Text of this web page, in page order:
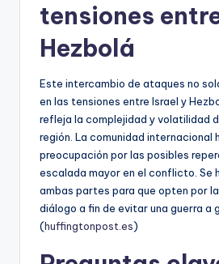
tensiones
Hezbolá
Este intercambio de ataques no
en las tensiones entre Israel y
refleja la complejidad y volatilidad
región. La comunidad internacional
preocupación por las posibles
escalada mayor en el conflicto. Se
ambas partes para que opten por
diálogo a fin de evitar una guerra a
(huffingtonpost.es)